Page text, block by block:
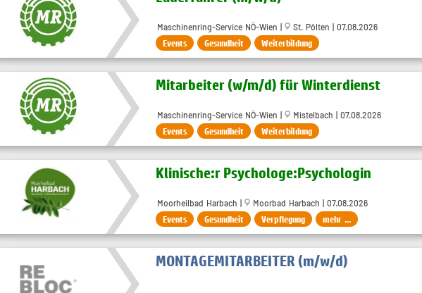
Maschinenring-Service NÖ-Wien | St. Pölten | 07.08.2026
Events Gesundheit Weiterbildung
Mitarbeiter (w​/m​/d) für Winterdienst
Maschinenring-Service NÖ-Wien | Mistelbach | 07.08.2026
Events Gesundheit Weiterbildung
Klinische:r Psychologe:Psychologin
Moorheilbad Harbach | Moorbad Harbach | 07.08.2026
Events Gesundheit Verpflegung mehr ...
MONTAGEMITARBEITER (m/w/d)